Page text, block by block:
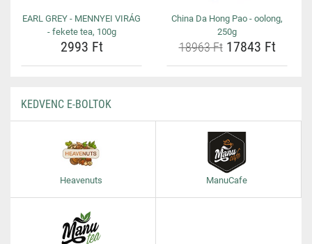
EARL GREY - MENNYEI VIRÁG
- fekete tea, 100g
2993 Ft
China Da Hong Pao - oolong,
250g
18963 Ft17843 Ft
KEDVENC E-BOLTOK
Heavenuts ManuCafe